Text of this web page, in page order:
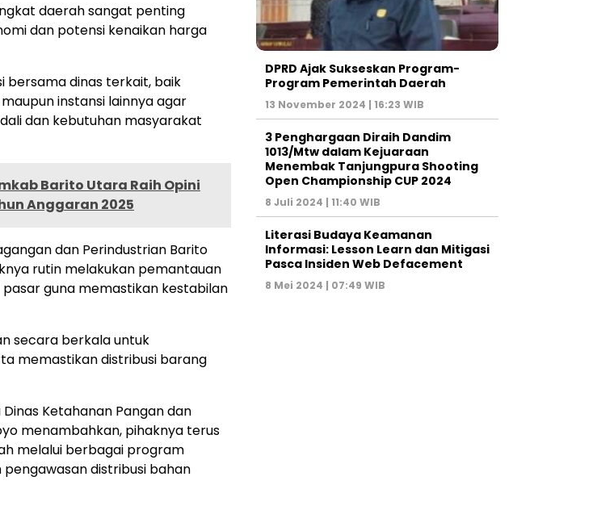
daerah sangat penting
dan potensi kenaikan harga
bersama dinas terkait, baik
instansi lainnya agar
dan kebutuhan masyarakat
Barito Utara Raih Opini
Anggaran 2025
dan Perindustrian Barito
rutin melakukan pemantauan
guna memastikan kestabilan
secara berkala untuk
memastikan distribusi barang
Ketahanan Pangan dan
menambahkan, pihaknya terus
melalui berbagai program
distribusi bahan
DPRD Ajak Sukseskan Program-
Program Pemerintah Daerah
13 November 2024 | 16:23 WIB
3 Penghargaan Diraih Dandim
1013/Mtw dalam Kejuaraan
Menembak Tanjungpura Shooting
Open Championship CUP 2024
8 Juli 2024 | 11:40 WIB
Literasi Budaya Keamanan
Informasi: Lesson Learn dan Mitigasi
Pasca Insiden Web Defacement
8 Mei 2024 | 07:49 WIB